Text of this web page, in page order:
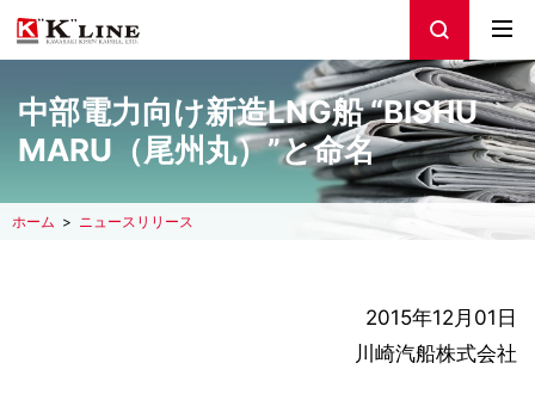
中部電力向け新造LNG船 “BISHU
MARU（尾州丸）”と命名
ホーム ニュースリリース
2015年12月01日
川崎汽船株式会社